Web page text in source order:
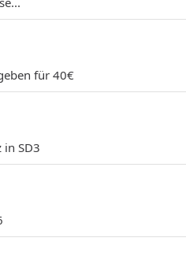
für 40€
in SD3